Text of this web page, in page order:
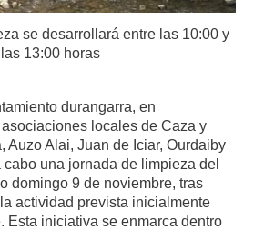
se desarrollará entre las 10:00 y
las 13:00 horas
durangarra, en
locales de Caza y
Auzo Alai, Juan de Iciar, Ourdaiby
una jornada de limpieza del
domingo 9 de noviembre, tras
actividad prevista inicialmente
Esta iniciativa se enmarca dentro